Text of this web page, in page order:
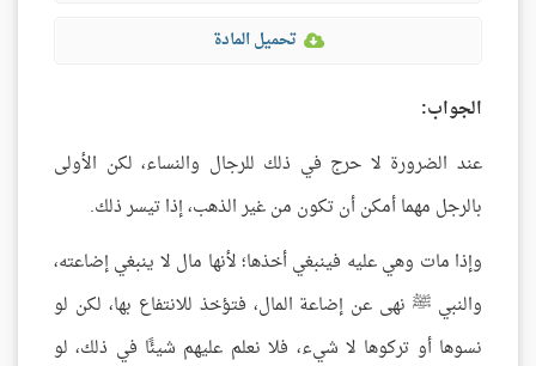
تحميل المادة
الجواب:
عند الضرورة لا حرج في ذلك للرجال والنساء، لكن الأولى
بالرجل مهما أمكن أن تكون من غير الذهب، إذا تيسر ذلك.
وإذا مات وهي عليه فينبغي أخذها؛ لأنها مال لا ينبغي إضاعته،
والنبي ﷺ نهى عن إضاعة المال، فتؤخذ للانتفاع بها، لكن لو
نسوها أو تركوها لا شيء، فلا نعلم عليهم شيئًا في ذلك، لو